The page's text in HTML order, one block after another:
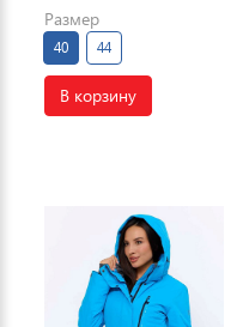
Размер
40 44
В корзину